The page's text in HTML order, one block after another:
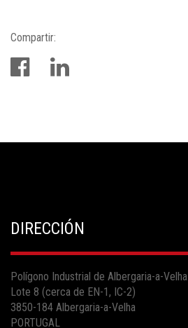
Compartir:
DIRECCIÓN
Polígono Industrial de Albergaria-a-Velha
Lote 8 (cerca de EN-1, IC-2)
3850-184 Albergaria-a-Velha
PORTUGAL